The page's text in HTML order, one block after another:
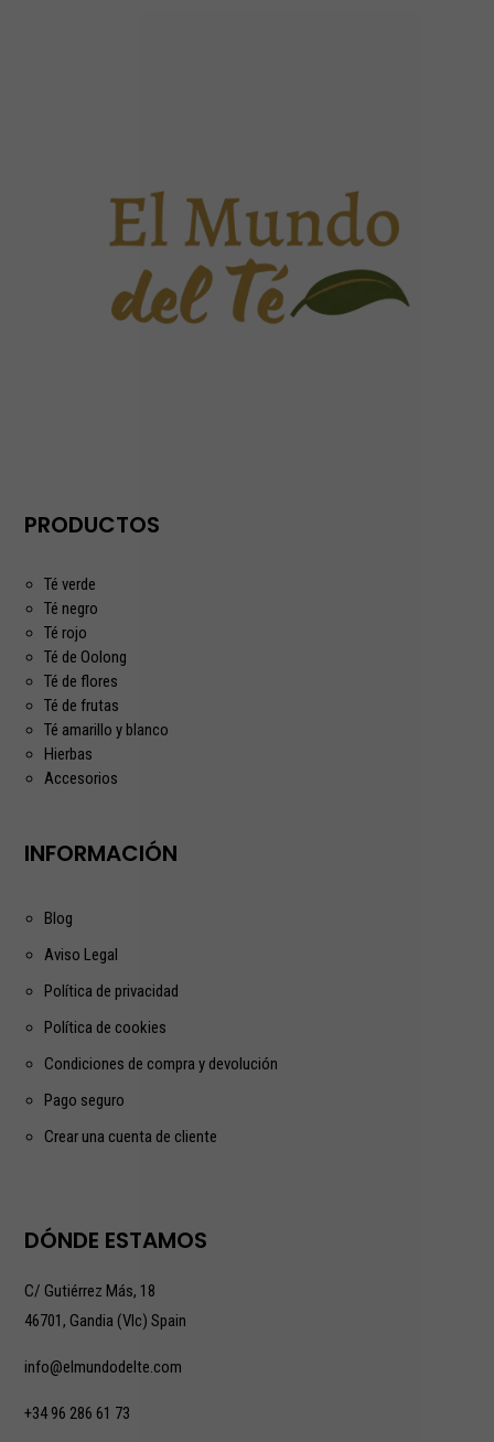
PRODUCTOS
Té verde
Té negro
Té rojo
Té de Oolong
Té de flores
Té de frutas
Té amarillo y blanco
Hierbas
Accesorios
INFORMACIÓN
Blog
Aviso Legal
Política de privacidad
Política de cookies
Condiciones de compra y devolución
Pago seguro
Crear una cuenta de cliente
DÓNDE ESTAMOS
C/ Gutiérrez Más, 18
46701, Gandia (Vlc) Spain
info@elmundodelte.com
+34 96 286 61 73